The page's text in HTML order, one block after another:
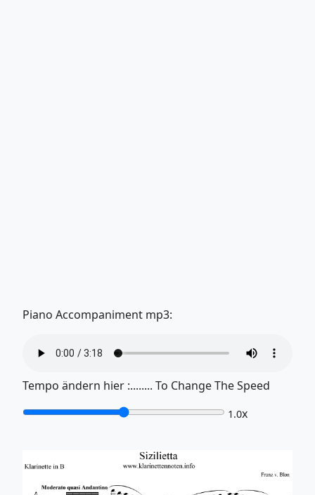
Piano Accompaniment mp3:
Tempo ändern hier :........ To Change The Speed
1.0x